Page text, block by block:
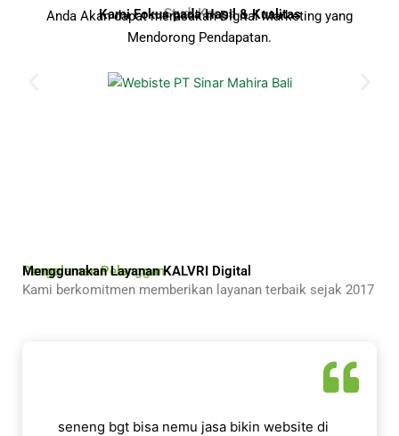
Studi Kasus
Kami Fokus pada Hasil & Kualitas
Anda Akan dapat merasakan Digital Marketing yang
Mendorong Pendapatan.
Pengalaman Pelanggan
Menggunakan Layanan KALVRI Digital
Kami berkomitmen memberikan layanan terbaik sejak 2017
seneng bgt bisa nemu jasa bikin website di